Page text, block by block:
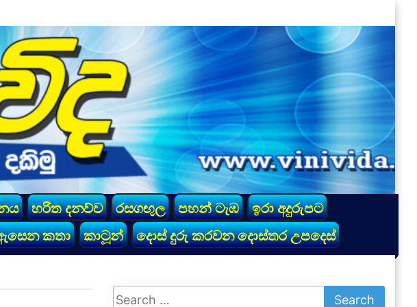
හරිත දනව්ව රසගඟුල පහන් ටැඹ
ඉරා අදුරුපට
කතා කාටූන් දොස් දුරු කරවන දොස්තර උපදෙස්